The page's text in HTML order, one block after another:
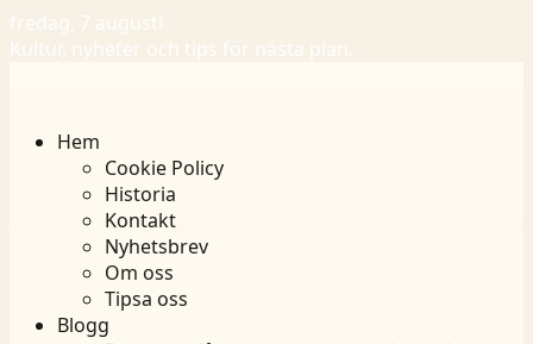
fredag, 7 augusti
Kultur, nyheter och tips för nästa plan.
Hem
Cookie Policy
Historia
Kontakt
Nyhetsbrev
Om oss
Tipsa oss
Blogg